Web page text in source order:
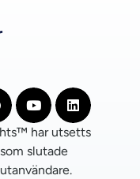
har utsetts
slutade